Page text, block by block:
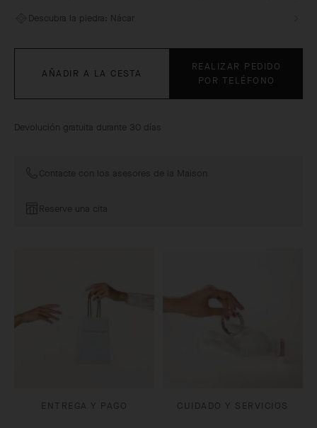
mariposas que revolotean alrededor de flores de ciruelo, brotes
Descubra la piedra: Nácar
AÑADIR A LA CESTA
REALIZAR PEDIDO
POR TELÉFONO
Devolución gratuita durante 30 días
Contacte con los asesores de la Maison
Reserve una cita
ENTREGA Y PAGO CUIDADO Y SERVICIOS